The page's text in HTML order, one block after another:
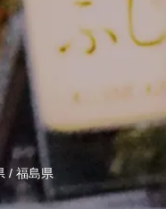
/ 福島県